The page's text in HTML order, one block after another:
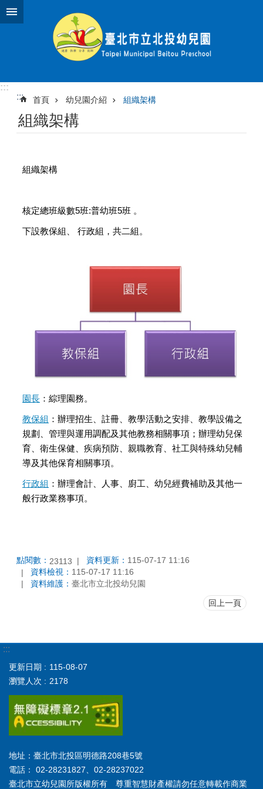
跳到主要內容區塊
:::
:::
首頁 幼兒園介紹 組織架構
組織架構
組織架構
核定總班級數5班:普幼班5班 。
下設教保組、 行政組，共二組。
園長 ：綜理園務。
教保組 ：辦理招生、註冊、教學活動之安排、教學設備之
規劃、管理與運用調配及其他教務相關事項；辦理幼兒保
育、衛生保健、疾病預防、親職教育、社工與特殊幼兒輔
導及其他保育相關事項。
行政組 ：辦理會計、人事、廚工、幼兒經費補助及其他一
般行政業務事項。
點閱數： 23113 資料更新： 115-07-17 11:16
資料檢視： 115-07-17 11:16
資料維護： 臺北市立北投幼兒園
回上一頁
:::
更新日期
115-08-07
瀏覽人次
2178
地址：臺北市北投區明德路208巷5號
電話： 02-28231827、02-28237022
臺北市立幼兒園所版權所有 尊重智慧財產權請勿任意轉載作商業